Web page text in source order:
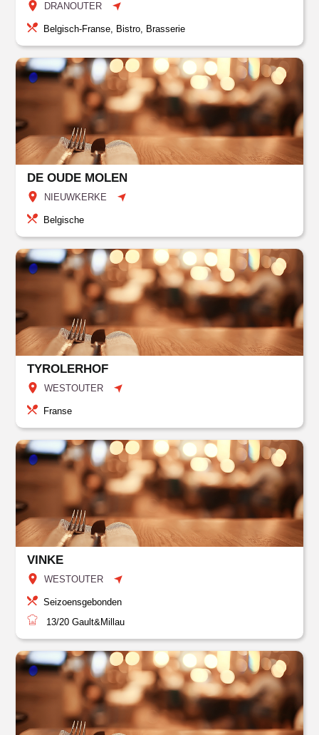
DRANOUTER
Belgisch-Franse, Bistro, Brasserie
DE OUDE MOLEN
NIEUWKERKE
Belgische
TYROLERHOF
WESTOUTER
Franse
VINKE
WESTOUTER
Seizoensgebonden
13/20 Gault&Millau